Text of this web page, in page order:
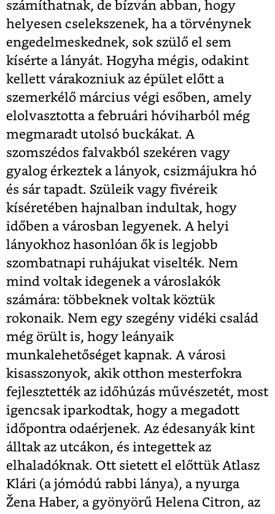
számíthatnak, de bízván abban, hogy
helyesen cselekszenek, ha a törvénynek
engedelmeskednek, sok szülő el sem
kísérte a lányát. Hogyha mégis, odakint
kellett várakozniuk az épület előtt a
szemerkélő március végi esőben, amely
elolvasztotta a februári hóviharból még
megmaradt utolsó buckákat. A
szomszédos falvakból szekéren vagy
gyalog érkeztek a lányok, csizmájukra hó
és sár tapadt. Szüleik vagy fivéreik
kíséretében hajnalban indultak, hogy
időben a városban legyenek. A helyi
lányokhoz hasonlóan ők is legjobb
szombatnapi ruhájukat viselték. Nem
mind voltak idegenek a városlakók
számára: többeknek voltak köztük
rokonaik. Nem egy szegény vidéki család
még örült is, hogy leányaik
munkalehetőséget kapnak. A városi
kisasszonyok, akik otthon mesterfokra
fejlesztették az időhúzás művészetét, most
igencsak iparkodtak, hogy a megadott
időpontra odaérjenek. Az édesanyák kint
álltak az utcákon, és integettek az
elhaladóknak. Ott sietett el előttük Atlasz
Klári (a jómódú rabbi lánya), a nyurga
Žena Haber, a gyönyörű Helena Citron, az